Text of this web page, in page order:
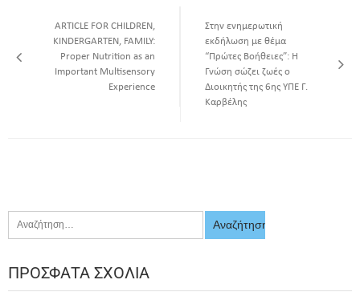
ARTICLE FOR CHILDREN,
KINDERGARTEN, FAMILY:
Proper Nutrition as an
Important Multisensory
Experience
Στην ενημερωτική
εκδήλωση με θέμα
“Πρώτες Βοήθειες”: Η
Γνώση σώζει ζωές o
Διοικητής της 6ης ΥΠΕ Γ.
Καρβέλης
ΠΡΌΣΦΑΤΑ ΣΧΌΛΙΑ